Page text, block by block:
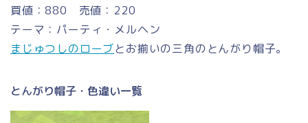
買値：880 売値：220
テーマ：パーティ・メルヘン
まじゅつしのローブとお揃いの三角のとんがり帽子。
とんがり帽子・色違い一覧